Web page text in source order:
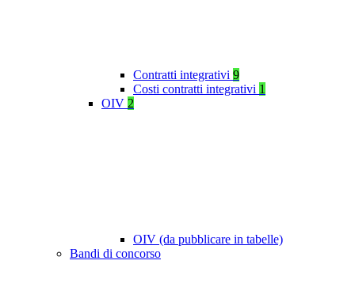
Contratti integrativi 9
Costi contratti integrativi 1
OIV 2
OIV (da pubblicare in tabelle)
Bandi di concorso